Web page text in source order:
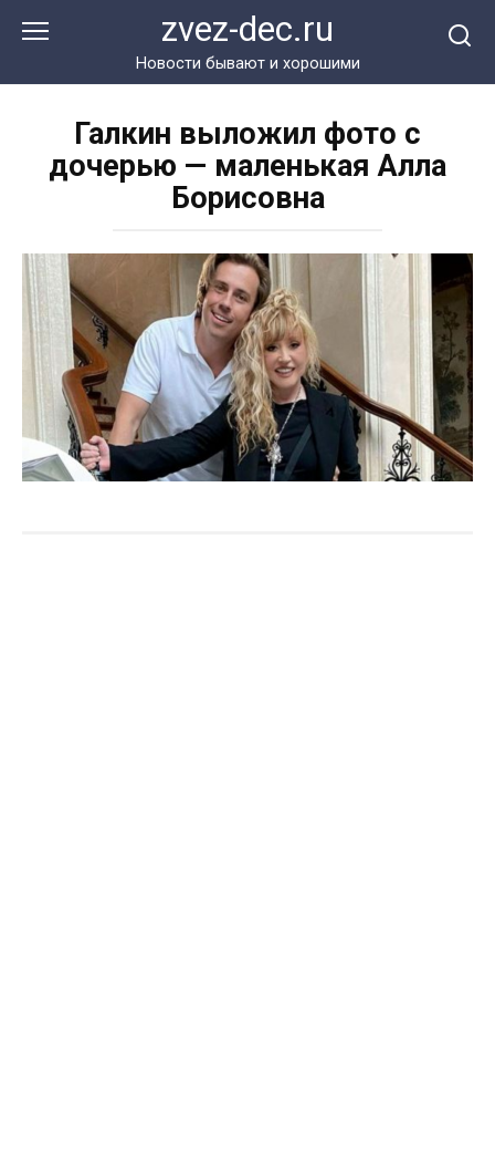
zvez-dec.ru
Новости бывают и хорошими
Галкин выложил фото с
дочерью — маленькая Алла
Борисовна